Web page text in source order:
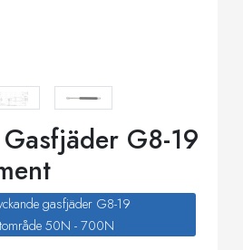
G8-19
gasfjäder G8-19
50N - 700N